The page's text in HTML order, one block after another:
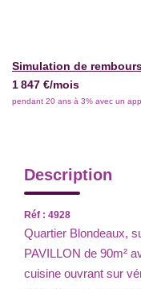
Simulation de
1 847 €/mois
pendant 20 ans à 3% avec un
Description
Réf : 4928
Quartier Blondeaux,
PAVILLON de 90m²
cuisine ouvrant sur